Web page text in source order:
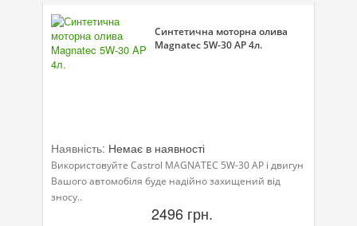
Синтетична моторна олива
Magnatec 5W-30 AP 4л.
Наявність: Немає в наявності
Використовуйте Castrol MAGNATEC 5W-30 AP і двигун
Вашого автомобіля буде надійно захищений від
зносу..
2496 грн.